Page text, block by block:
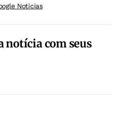
Noticias
notícia com seus